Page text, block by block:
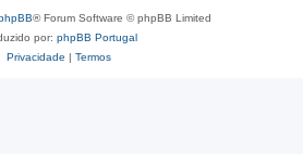
® Forum Software © phpBB Limited
por: phpBB Portugal
Privacidade | Termos